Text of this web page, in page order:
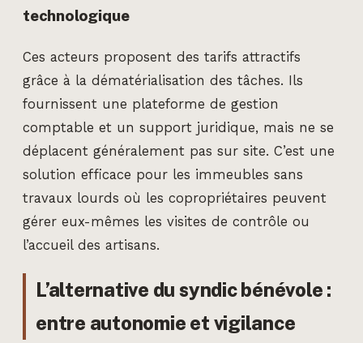
technologique
Ces acteurs proposent des tarifs attractifs
grâce à la dématérialisation des tâches. Ils
fournissent une plateforme de gestion
comptable et un support juridique, mais ne se
déplacent généralement pas sur site. C’est une
solution efficace pour les immeubles sans
travaux lourds où les copropriétaires peuvent
gérer eux-mêmes les visites de contrôle ou
l’accueil des artisans.
L’alternative du syndic bénévole :
entre autonomie et vigilance